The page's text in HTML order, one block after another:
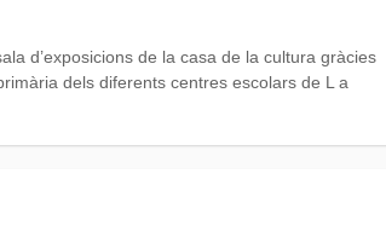
d’exposicions de la casa de la cultura gràcies
dels diferents centres escolars de L a